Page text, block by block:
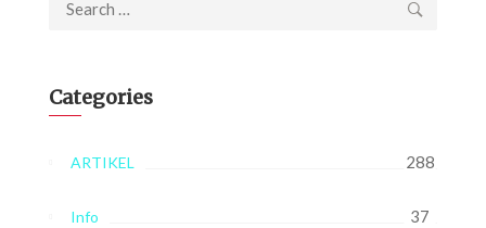
Categories
ARTIKEL 288
Info 37